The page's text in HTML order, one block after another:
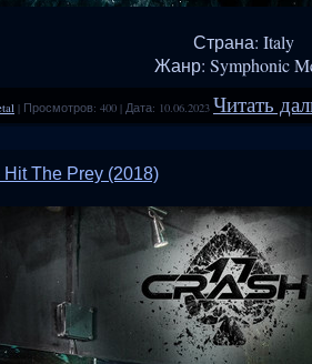
Страна: Italy
Жанр: Symphonic
| Просмотров: 400 | Дата: 10.06.2023 Читать
Hit The Prey (2018)